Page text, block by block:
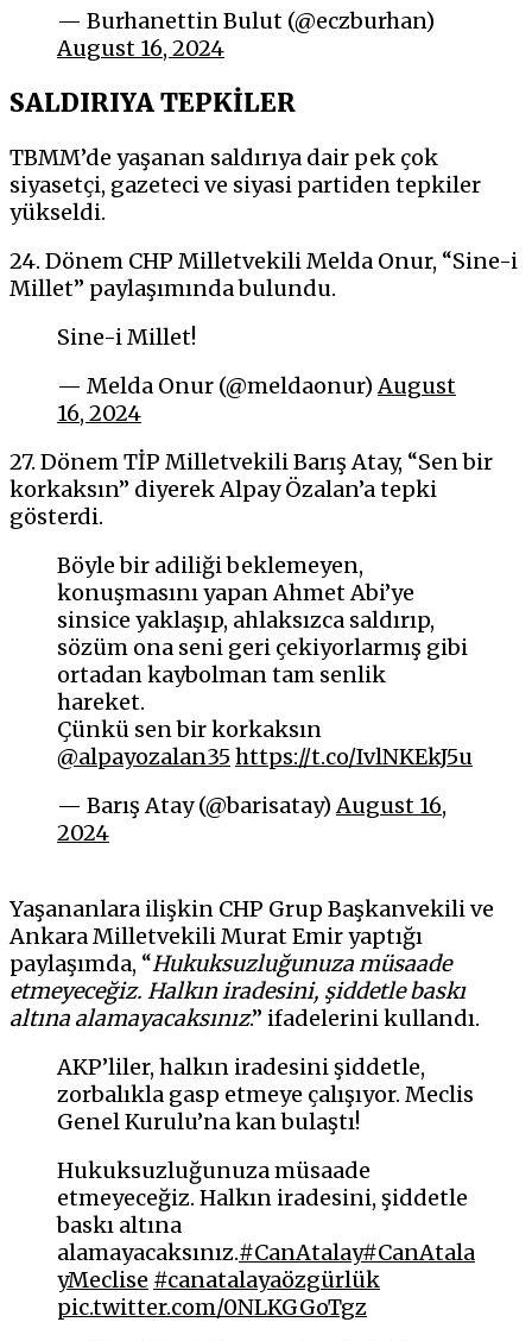
— Burhanettin Bulut (@eczburhan)
August 16, 2024
SALDIRIYA TEPKİLER
TBMM’de yaşanan saldırıya dair pek çok
siyasetçi, gazeteci ve siyasi partiden tepkiler
yükseldi.
24. Dönem CHP Milletvekili Melda Onur, “Sine-i
Millet” paylaşımında bulundu.
Sine-i Millet!
— Melda Onur (@meldaonur)August
16, 2024
27. Dönem TİP Milletvekili Barış Atay, “Sen bir
korkaksın” diyerek Alpay Özalan’a tepki
gösterdi.
Böyle bir adiliği beklemeyen,
konuşmasını yapan Ahmet Abi’ye
sinsice yaklaşıp, ahlaksızca saldırıp,
sözüm ona seni geri çekiyorlarmış gibi
ortadan kaybolman tam senlik
hareket.
Çünkü sen bir korkaksın
@alpayozalan35 https://t.co/IvlNKEkJ5u
— Barış Atay (@barisatay)August 16,
2024
Yaşananlara ilişkin CHP Grup Başkanvekili ve
Ankara Milletvekili Murat Emir yaptığı
paylaşımda, “Hukuksuzluğunuza müsaade
etmeyeceğiz. Halkın iradesini, şiddetle baskı
altına alamayacaksınız.” ifadelerini kullandı.
AKP’liler, halkın iradesini şiddetle,
zorbalıkla gasp etmeye çalışıyor. Meclis
Genel Kurulu’na kan bulaştı!
Hukuksuzluğunuza müsaade
etmeyeceğiz. Halkın iradesini, şiddetle
baskı altına
alamayacaksınız.#CanAtalay#CanAtala
yMeclise #canatalayaözgürlük
pic.twitter.com/0NLKGGoTgz